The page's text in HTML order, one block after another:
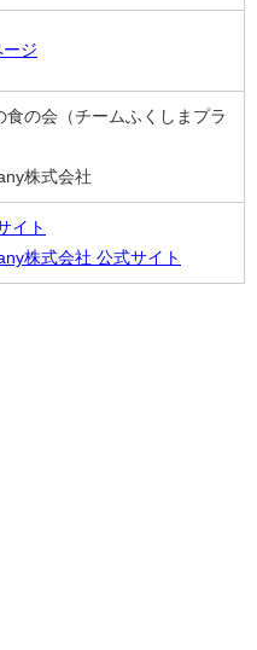
ジ
食の会（チームふくしまプラ
株式会社
イト
株式会社 公式サイト